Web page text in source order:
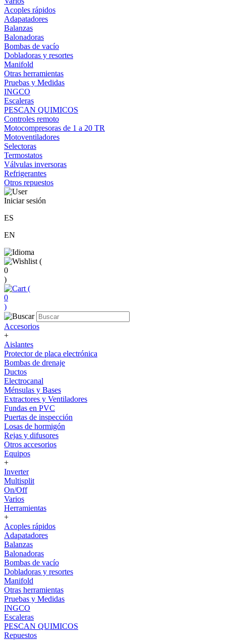
Acoples rápidos
Adapatadores
Balanzas
Balonadoras
Bombas de vacío
Dobladoras y resortes
Manifold
Otras herramientas
Pruebas y Medidas
INGCO
Escaleras
PESCAN QUIMICOS
Controles remoto
Motocompresoras de 1 a 20 TR
Motoventiladores
Selectoras
Termostatos
Válvulas inversoras
Refrigerantes
Otros repuestos
Iniciar sesión
ES
EN
(
0
)
(
0
)
Accesorios
+
Aislantes
Protector de placa electrónica
Bombas de drenaje
Ductos
Electrocanal
Ménsulas y Bases
Extractores y Ventiladores
Fundas en PVC
Puertas de inspección
Losas de hormigón
Rejas y difusores
Otros accesorios
Equipos
+
Inverter
Multisplit
On/Off
Varios
Herramientas
+
Acoples rápidos
Adapatadores
Balanzas
Balonadoras
Bombas de vacío
Dobladoras y resortes
Manifold
Otras herramientas
Pruebas y Medidas
INGCO
Escaleras
PESCAN QUIMICOS
Repuestos